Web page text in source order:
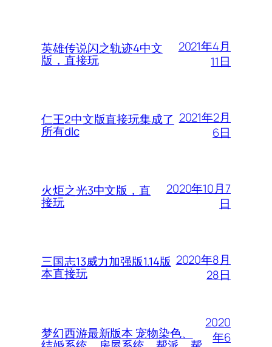
英雄传说闪之轨迹4中文
版，直接玩
2021年4月
11日
仁王2中文版直接玩集成了
所有dlc
2021年2月
6日
火炬之光3中文版，直
接玩
2020年10月7
日
三国志13威力加强版1.14版
本直接玩
2020年8月
28日
梦幻西游最新版本 宠物染色、
2020
年6